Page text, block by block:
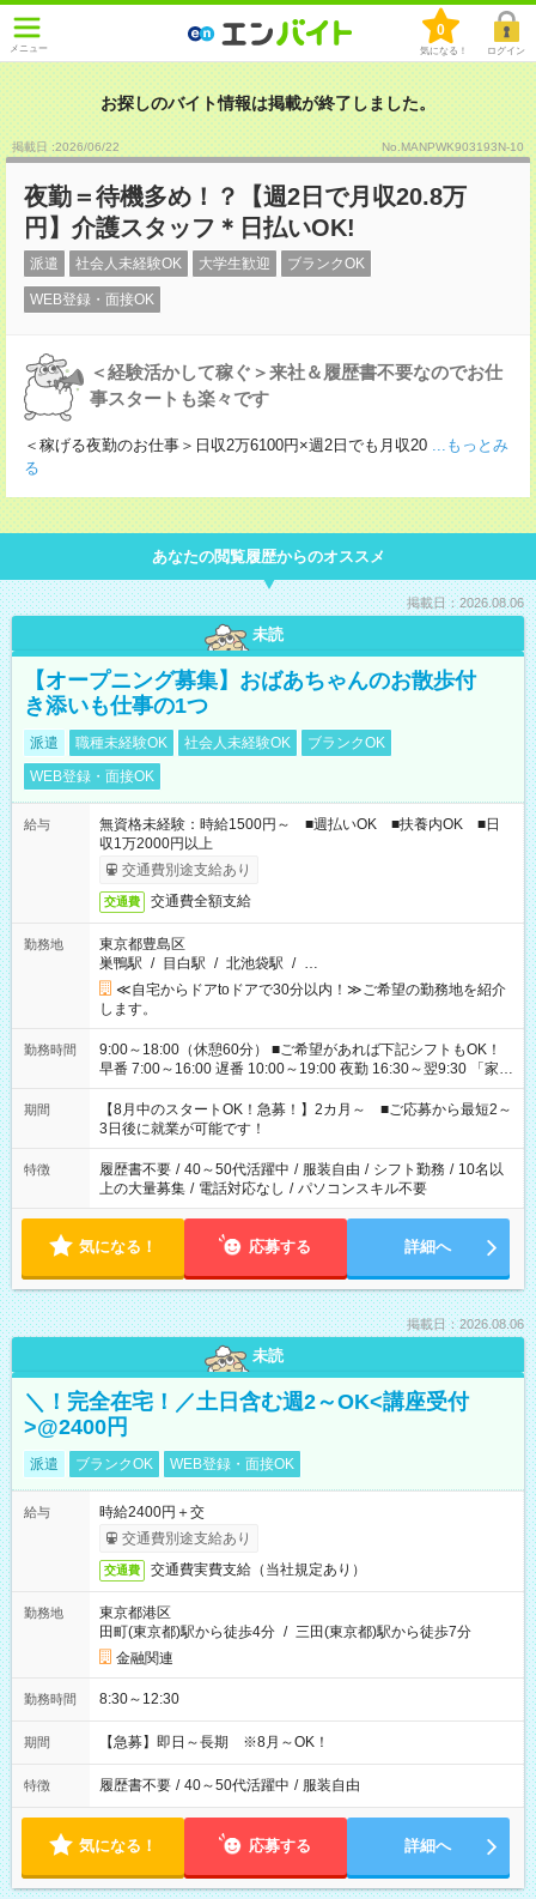
メニュー
0
気になる！ ログイン
お探しのバイト情報は掲載が終了しました。
掲載日 :2026/06/22 No.MANPWK903193N-10
夜勤＝待機多め！？【週2日で月収20.8万
円】介護スタッフ＊日払いOK!
派遣 社会人未経験OK 大学生歓迎 ブランクOK
WEB登録・面接OK
＜経験活かして稼ぐ＞来社＆履歴書不要なのでお仕
事スタートも楽々です
＜稼げる夜勤のお仕事＞日収2万6100円×週2日でも月収20 ...もっとみ
る
あなたの閲覧履歴からのオススメ
掲載日：2026.08.06
未読
【オープニング募集】おばあちゃんのお散歩付
き添いも仕事の1つ
派遣 職種未経験OK 社会人未経験OK
ブランクOK
WEB登録・面接OK
給与
無資格未経験：時給1500円～ ■週払いOK ■扶養内OK ■日
収1万2000円以上
交通費別途支給あり
交通費 交通費全額支給
勤務地
東京都豊島区
巣鴨駅 / 目白駅 / 北池袋駅 / …
≪自宅からドアtoドアで30分以内！≫ご希望の勤務地を紹介
します。
勤務時間
9:00～18:00（休憩60分） ■ご希望があれば下記シフトもOK！
早番 7:00～16:00 遅番 10:00～19:00 夜勤 16:30～翌9:30 「家族
と休みを合わせたい」 「余裕を持って夕飯の準備がしたい」
「できれば残業はしたくない」 など、ご希望を教えてください
ね。 ※Wワーク希望の方へ 今ご覧のお仕事で希望する勤務時間
と、もう1つのお仕事の勤務時間。 合計で週40時間を超える場
合は応募できません。
期間
【8月中のスタートOK！急募！】2カ月～ ■ご応募から最短2～
3日後に就業が可能です！
特徴 履歴書不要 / 40～50代活躍中 / 服装自由 / シフト勤務 / 10名以
上の大量募集 / 電話対応なし / パソコンスキル不要
気になる！ 応募する 詳細へ
掲載日：2026.08.06
未読
＼！完全在宅！／土日含む週2～OK<講座受付
>@2400円
派遣 ブランクOK WEB登録・面接OK
給与
時給2400円＋交
交通費別途支給あり
交通費 交通費実費支給（当社規定あり）
勤務地
東京都港区
田町(東京都)駅から徒歩4分 / 三田(東京都)駅から徒歩7分
金融関連
勤務時間 8:30～12:30
期間 【急募】即日～長期 ※8月～OK！
特徴 履歴書不要 / 40～50代活躍中 / 服装自由
気になる！ 応募する 詳細へ